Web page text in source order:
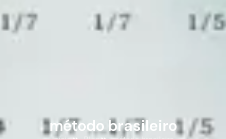
método brasileiro